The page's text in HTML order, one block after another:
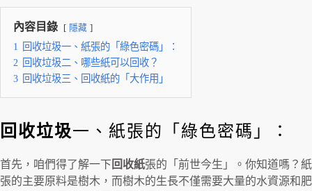
內容目錄 隱藏
1
回收垃圾一、紙張的「綠色密碼」：
2
回收垃圾二、哪些紙可以回收？
3
回收垃圾三、回收紙的「大作用」
回收垃圾一、紙張的「綠色密碼」：
首先，咱們得了解一下 回收紙張的「前世今生」。你知道嗎？紙
張的主要原料是樹木，而樹木的生長不僅需要大量的水資源和肥